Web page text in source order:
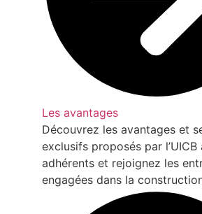
Les avantages
Découvrez les avantages et
exclusifs proposés par l’UICB
adhérents et rejoignez les
engagées dans la